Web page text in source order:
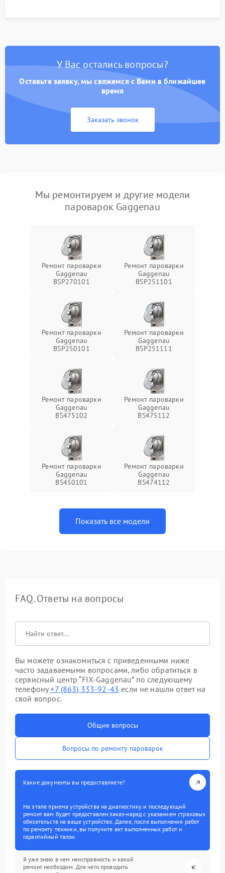
У Вас остались вопросы?
Оставьте заявку, мы свяжемся с Вами в ближайшее
время
Заказать звонок
Мы ремонтируем и другие модели
пароварок Gaggenau
Ремонт пароварки
Gaggenau
BSP270101
Ремонт пароварки
Gaggenau
BSP251101
Ремонт пароварки
Gaggenau
BSP250101
Ремонт пароварки
Gaggenau
BSP251111
Ремонт пароварки
Gaggenau
BS475102
Ремонт пароварки
Gaggenau
BS475112
Ремонт пароварки
Gaggenau
BS450101
Ремонт пароварки
Gaggenau
BS474112
Показать все модели
FAQ. Ответы на вопросы
Вы можете ознакомиться с приведенными ниже
часто задаваемыми вопросами, либо обратиться в
сервисный центр “FIX-Gaggenau” по следующему
телефону+7 (863) 333-92-43 если не нашли ответ на
свой вопрос.
Общие вопросы
Вопросы по ремонту пароварок
Какие документы вы предоставляете?
На этапе приема устройства на диагностику и последующий
ремонт вам будет предоставлен заказ-наряд с указанием страховых
обязательств на ваше устройство. Далее, после выполнения работ
по ремонту техники, вы получите акт выполненных работ и
гарантийный талон.
Я уже знаю в чем неисправность и какой
ремонт необходим. Для чего проводить